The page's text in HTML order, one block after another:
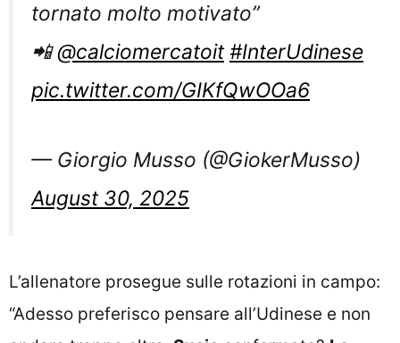
tornato molto motivato”
📲@calciomercatoit #InterUdinese
pic.twitter.com/GIKfQwOOa6
— Giorgio Musso (@GiokerMusso)
August 30, 2025
L’allenatore prosegue sulle rotazioni in campo:
“Adesso preferisco pensare all’Udinese e non